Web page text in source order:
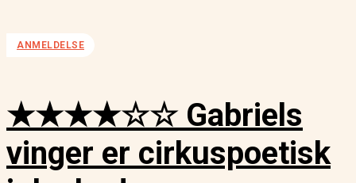
ANMELDELSE
★★★★☆☆ Gabriels
vinger er cirkuspoetisk